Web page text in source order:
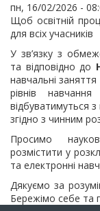
пн, 16/02/2026 -
Щоб освітній
для всіх учасників
У зв’язку з
та відповідно до
навчальні
рівнів навчання
відбуватимуться
згідно з чинним
Просимо
розмістити у
та електронні
Дякуємо за
Бережімо себе та